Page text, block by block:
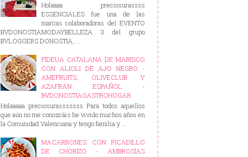
Holaaaa preciosurassss
ESSENCIALES fue una de las
marcas colaboradoras del EVENTO
BVDONOSTIAMODAYBELLEZA 3 del grupo
BVLOGGERS DONOSTIA, ...
FIDEUA CATALANA DE MARISCO
CON ALIOLI DE AJO NEGRO -
AMEFRUITS, OLIVECLUB Y
AZAFRÁN ESPAÑOL -
BVDONOSTIAGASTROHOGAR
Holaaaaa preciosurasssssss Para todos aquellos
que aún no me conozcáis he vivido muchos años en
la Comunidad Valenciana y tengo familia y ...
MACARRONES CON PICADILLO
DE CHORIZO - AMBROSÍAS